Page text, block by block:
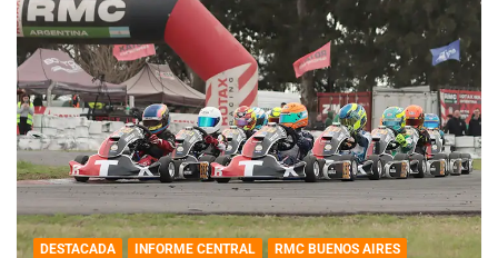
DESTACADA INFORME CENTRAL RMC BUENOS AIRES